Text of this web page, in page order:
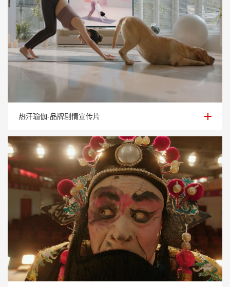
热汗瑜伽-品牌剧情宣传片
热汗瑜伽-品牌剧情宣传片